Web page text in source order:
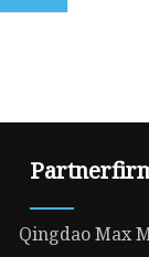
Qingdao Max